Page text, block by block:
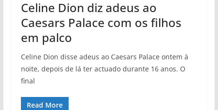
Celine Dion diz adeus ao
Caesars Palace com os filhos
em palco
Celine Dion disse adeus ao Caesars Palace ontem à
noite, depois de lá ter actuado durante 16 anos. O
final
Read More